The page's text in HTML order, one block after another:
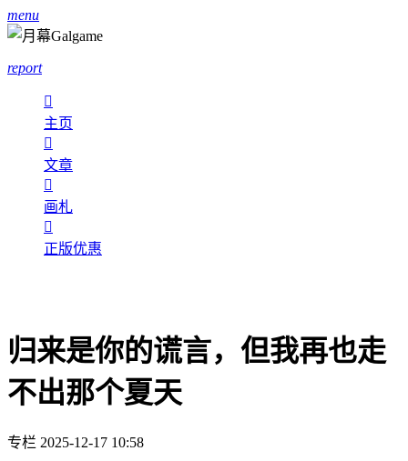
menu
report

主页

文章

画札

正版优惠
归来是你的谎言，但我再也走
不出那个夏天
专栏 2025-12-17 10:58